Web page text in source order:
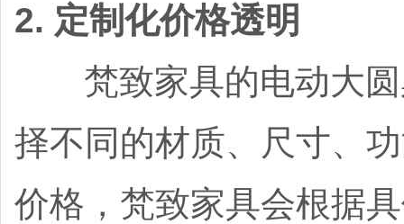
2. 定制化价格透明
梵致家具的电动大圆
择不同的材质、尺寸、
价格，梵致家具会根据